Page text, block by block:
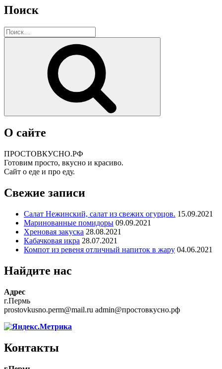
Поиск
Искать:
О сайте
ПРОСТОВКУСНО.РФ
Готовим просто, вкусно и красиво.
Сайт о еде и про еду.
Свежие записи
Салат Нежинский, салат из свежих огурцов. 15.09.2021
Маринованные помидоры 09.09.2021
Хреновая закуска 28.08.2021
Кабачковая икра 28.07.2021
Компот из ревеня отличный напиток в жару 04.06.2021
Найдите нас
Адрес
г.Пермь
prostovkusno.perm@mail.ru admin@простовкусно.рф
Контакты